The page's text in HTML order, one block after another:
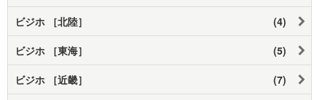
ビジホ ［北陸］ (4)
ビジホ ［東海］ (5)
ビジホ ［近畿］ (7)